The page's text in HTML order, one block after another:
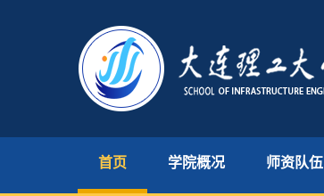
首页 学院概况 师资队伍